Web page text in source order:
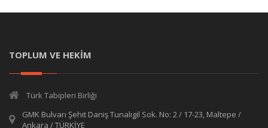
TOPLUM VE HEKİM
Türk Tabipleri Birliği
GMK Bulvarı Şehit Daniş Tunalıgil Sok. No: 2 / 17-23, Maltepe /
Ankara / TÜRKİYE